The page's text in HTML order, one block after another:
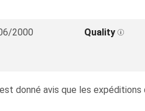
2000 Quality
donné avis que les